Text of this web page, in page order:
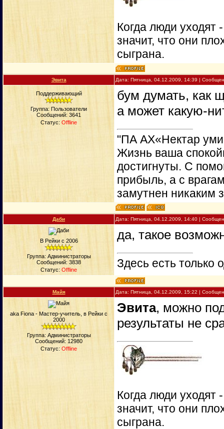
Когда люди уходят
значит, что они
сыграна.
Эвита Дата: Пятница, 04.12.2009, 14:39 |
Поддерживающий
Группа: Пользователи
Сообщений: 3641
Статус: Offline
бум думать, как
а может какую-
"ПА АХ«Нектар
Жизнь ваша
достигнуты. С
прибыль, а с
замутнен никаким
Даби Дата: Пятница, 04.12.2009, 14:40 |
В Рейки с 2006
Группа: Администраторы
Сообщений: 3838
Статус: Offline
да, такое
Здесь есть только
Майя Дата: Пятница, 04.12.2009, 15:22 |
aka Fiona - Мастер-учитель, в Рейки с
2000
Группа: Администраторы
Сообщений: 12980
Статус: Offline
Эвита, можно
результаты не
Когда люди уходят
значит, что они
сыграна.